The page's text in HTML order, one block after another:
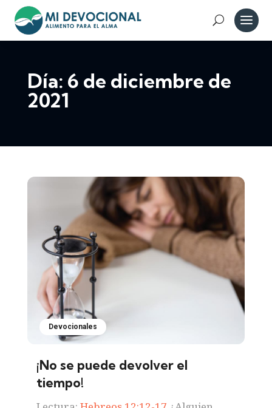
Día: 6 de diciembre de
2021
Devocionales
¡No se puede devolver el
tiempo!